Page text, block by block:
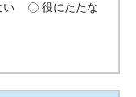
い
役にたたな